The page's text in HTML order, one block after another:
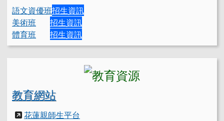
語文資優班招生資訊
美術班
招生資訊
體育班
招生資訊
教育網站
花蓮親師生平台